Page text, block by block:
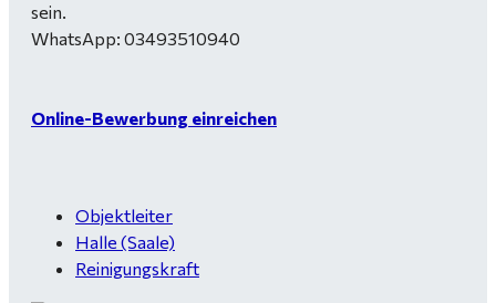
sein.
WhatsApp: 03493510940
Online-Bewerbung einreichen
Objektleiter
Halle (Saale)
Reinigungskraft